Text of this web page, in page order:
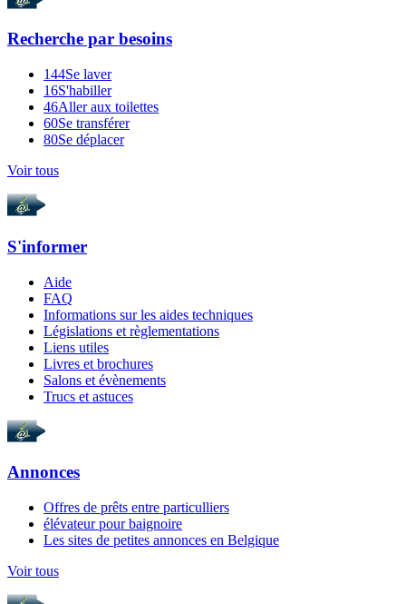
Recherche par besoins
144Se laver
16S'habiller
46Aller aux toilettes
60Se transférer
80Se déplacer
Voir tous
S'informer
Aide
FAQ
Informations sur les aides techniques
Législations et règlementations
Liens utiles
Livres et brochures
Salons et évènements
Trucs et astuces
Annonces
Offres de prêts entre particulliers
élévateur pour baignoire
Les sites de petites annonces en Belgique
Voir tous